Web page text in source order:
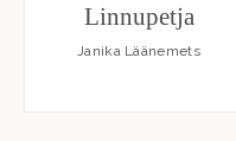
Linnupetja
Janika Läänemets